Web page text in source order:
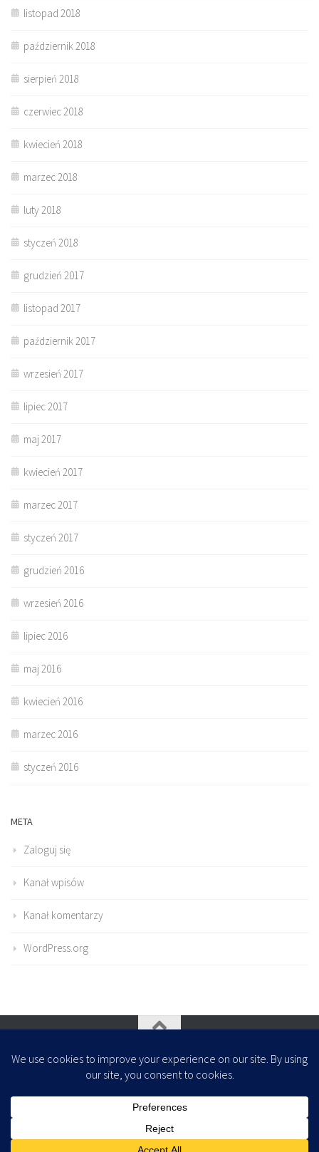
listopad 2018
październik 2018
sierpień 2018
czerwiec 2018
kwiecień 2018
marzec 2018
luty 2018
styczeń 2018
grudzień 2017
listopad 2017
październik 2017
wrzesień 2017
lipiec 2017
maj 2017
kwiecień 2017
marzec 2017
styczeń 2017
grudzień 2016
wrzesień 2016
lipiec 2016
maj 2016
kwiecień 2016
marzec 2016
styczeń 2016
META
Zaloguj się
Kanał wpisów
Kanał komentarzy
WordPress.org
- Zaprojektowany z